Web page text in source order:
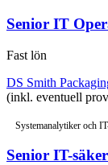
Senior IT
Fast lön
DS Smith
(inkl. eventuell
Systemanalytiker och
Senior IT-